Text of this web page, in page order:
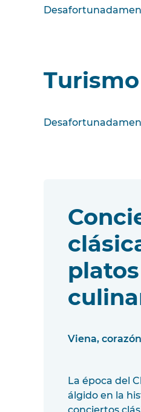
Viena,
La época del
álgido en la